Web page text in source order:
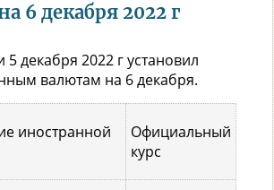
6 декабря 2022 г
декабря 2022 г установил
валютам на 6 декабря.
иностранной
Официальный
курс